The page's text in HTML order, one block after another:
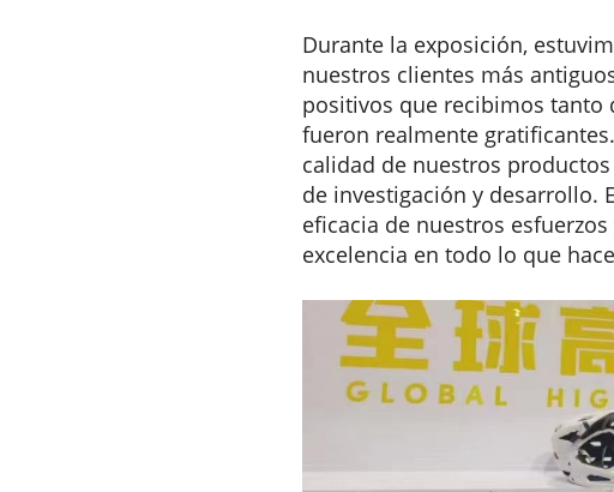
Durante la exposición,
nuestros clientes más
positivos que recibimos tanto
fueron realmente
calidad de nuestros
de investigación y desarrollo.
eficacia de nuestros
excelencia en todo lo que